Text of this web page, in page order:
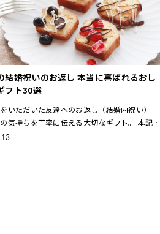
結婚祝いのお返し 本当に喜ばれるおし
フト30選
いただいた友達へのお返し（結婚内祝い）
気持ちを丁寧に伝える大切なギフト。 本記事
への結婚祝いお返しの相場やマナーをわかり